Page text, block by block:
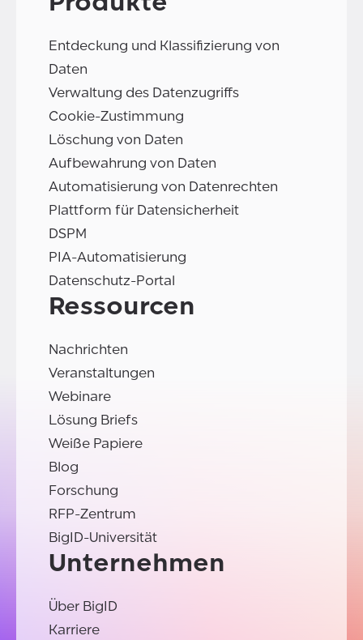
Entdeckung und Klassifizierung von
Daten
Verwaltung des Datenzugriffs
Cookie-Zustimmung
Löschung von Daten
Aufbewahrung von Daten
Automatisierung von Datenrechten
Plattform für Datensicherheit
DSPM
PIA-Automatisierung
Datenschutz-Portal
Ressourcen
Nachrichten
Veranstaltungen
Webinare
Lösung Briefs
Weiße Papiere
Blog
Forschung
RFP-Zentrum
BigID-Universität
Unternehmen
Über BigID
Karriere